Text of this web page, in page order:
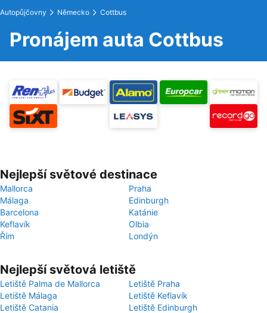
Autopůjčovny Německo Cottbus
Pronájem auta Cottbus
Nejlepší světové destinace
Mallorca
Praha
Málaga
Edinburgh
Barcelona
Katánie
Keflavík
Olbia
Řím
Londýn
Nejlepší světová letiště
Letiště Palma de Mallorca
Letiště Praha
Letiště Málaga
Letiště Keflavík
Letiště Catania
Letiště Edinburgh